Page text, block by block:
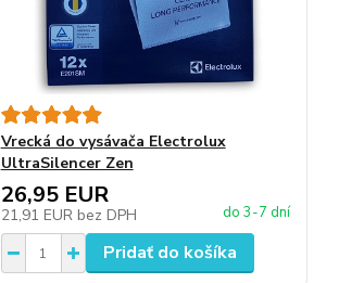
Vrecká do vysávača Electrolux
UltraSilencer Zen
26,95 EUR
21,91 EUR bez DPH do 3-7 dní
Pridať do košíka